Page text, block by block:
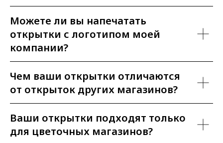
Можете ли вы напечатать
открытки с логотипом моей
компании?
Чем ваши открытки отличаются
от открыток других магазинов?
Ваши открытки подходят только
для цветочных магазинов?